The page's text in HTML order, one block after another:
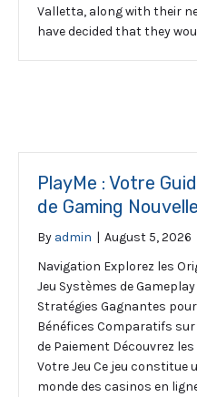
Valletta, along with their
have decided that they
PlayMe : Votre
de Gaming
By admin | August 5, 2026
Navigation Explorez les
Jeu Systèmes de
Stratégies Gagnantes
Bénéfices Comparatifs
de Paiement Découvrez
Votre Jeu Ce jeu
monde des casinos en